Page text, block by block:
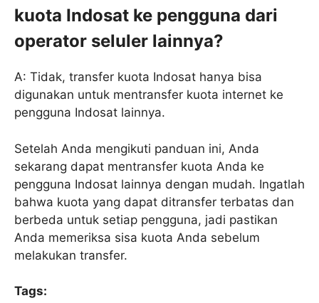
kuota Indosat ke pengguna dari
operator seluler lainnya?
A: Tidak, transfer kuota Indosat hanya bisa
digunakan untuk mentransfer kuota internet ke
pengguna Indosat lainnya.
Setelah Anda mengikuti panduan ini, Anda
sekarang dapat mentransfer kuota Anda ke
pengguna Indosat lainnya dengan mudah. Ingatlah
bahwa kuota yang dapat ditransfer terbatas dan
berbeda untuk setiap pengguna, jadi pastikan
Anda memeriksa sisa kuota Anda sebelum
melakukan transfer.
Tags: